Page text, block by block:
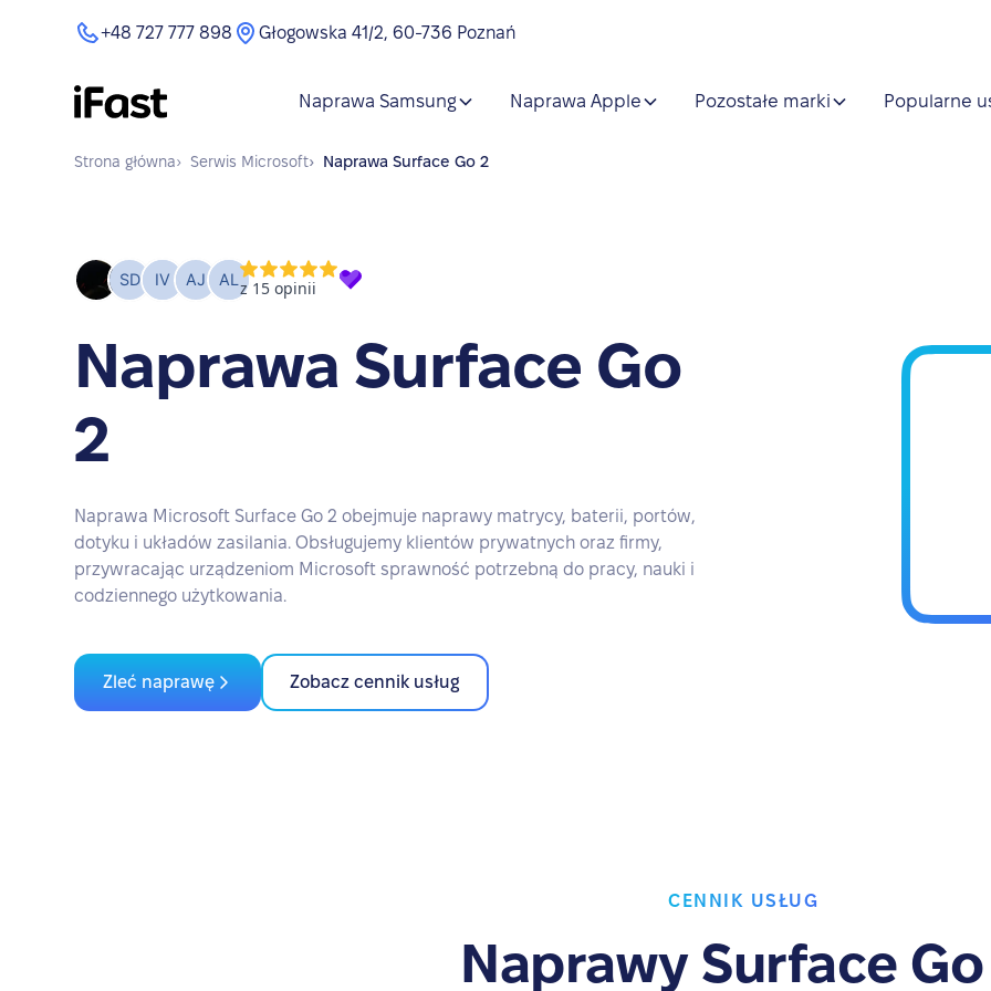
+48 727 777 898 Głogowska 41/2, 60-736 Poznań
Naprawa Samsung Naprawa Apple Pozostałe marki Popularne
Strona główna› Serwis Microsoft› Naprawa Surface Go 2
Naprawa Surface Go
2
Naprawa Microsoft Surface Go 2 obejmuje naprawy matrycy, baterii, portów,
dotyku i układów zasilania. Obsługujemy klientów prywatnych oraz firmy,
przywracając urządzeniom Microsoft sprawność potrzebną do pracy, nauki i
codziennego użytkowania.
Zleć naprawę Zobacz cennik usług
CENNIK USŁUG
Naprawy Surface